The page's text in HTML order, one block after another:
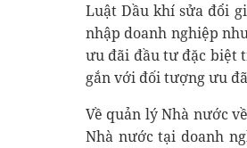
Luật Dầu khí sửa đổi
nhập doanh nghiệp
ưu đãi đầu tư đặc biệt
gắn với đối tượng ưu
Về quản lý Nhà nước
Nhà nước tại doanh